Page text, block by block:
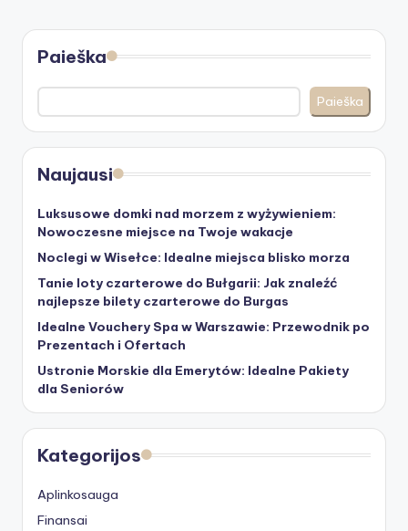
Paieška
Paieška
Naujausi
Luksusowe domki nad morzem z wyżywieniem:
Nowoczesne miejsce na Twoje wakacje
Noclegi w Wisełce: Idealne miejsca blisko morza
Tanie loty czarterowe do Bułgarii: Jak znaleźć
najlepsze bilety czarterowe do Burgas
Idealne Vouchery Spa w Warszawie: Przewodnik po
Prezentach i Ofertach
Ustronie Morskie dla Emerytów: Idealne Pakiety
dla Seniorów
Kategorijos
Aplinkosauga
Finansai